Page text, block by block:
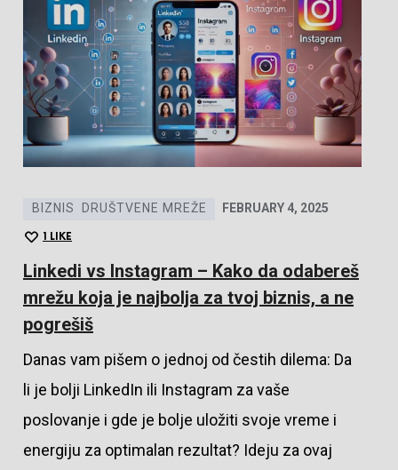
Linkedi vs Instagram – Kako da odabereš
mrežu koja je najbolja za tvoj biznis, a ne
pogrešiš
BIZNIS DRUŠTVENE MREŽE FEBRUARY 4, 2025
1 LIKE
Danas vam pišem o jednoj od čestih dilema: Da
li je bolji LinkedIn ili Instagram za vaše
poslovanje i gde je bolje uložiti svoje vreme i
energiju za optimalan rezultat? Ideju za ovaj